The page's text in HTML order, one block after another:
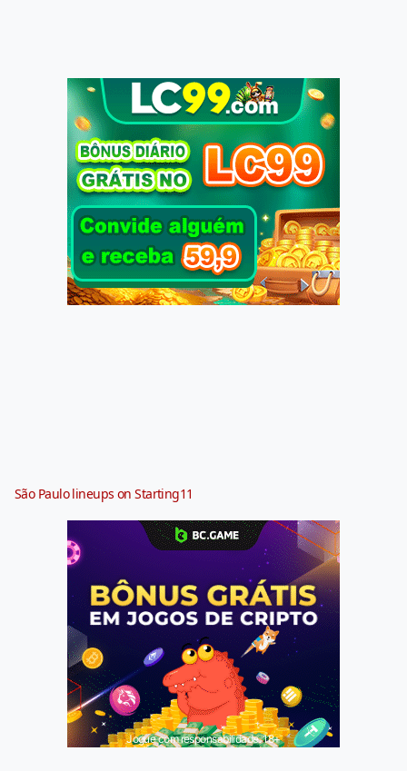
São Paulo lineups on Starting11
Jogue com responsabilidade. 18+